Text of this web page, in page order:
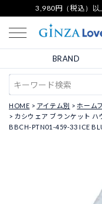
3,980円（税込）以
BRAND
HOME アイテム別
ホーム
カシウェア ブランケット
BBCH-PTN01-459-33 ICE